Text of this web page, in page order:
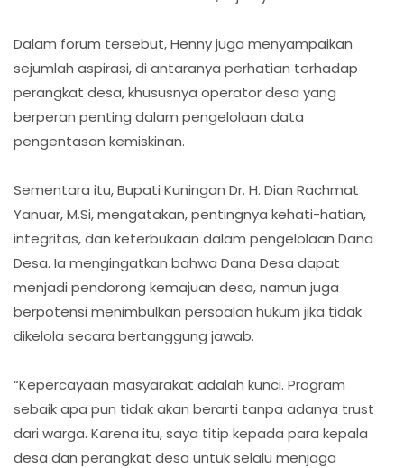
Dalam forum tersebut, Henny juga menyampaikan
sejumlah aspirasi, di antaranya perhatian terhadap
perangkat desa, khususnya operator desa yang
berperan penting dalam pengelolaan data
pengentasan kemiskinan.
Sementara itu, Bupati Kuningan Dr. H. Dian Rachmat
Yanuar, M.Si, mengatakan, pentingnya kehati-hatian,
integritas, dan keterbukaan dalam pengelolaan Dana
Desa. Ia mengingatkan bahwa Dana Desa dapat
menjadi pendorong kemajuan desa, namun juga
berpotensi menimbulkan persoalan hukum jika tidak
dikelola secara bertanggung jawab.
“Kepercayaan masyarakat adalah kunci. Program
sebaik apa pun tidak akan berarti tanpa adanya trust
dari warga. Karena itu, saya titip kepada para kepala
desa dan perangkat desa untuk selalu menjaga